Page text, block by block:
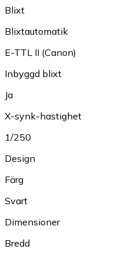
Blixt
Blixtautomatik
E-TTL II (Canon)
Inbyggd blixt
Ja
X-synk-hastighet
1/250
Design
Färg
Svart
Dimensioner
Bredd